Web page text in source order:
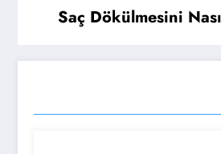
Saç Dökülmesini